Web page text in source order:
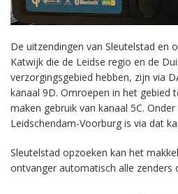
De uitzendingen van Sleutelstad en
Katwijk die de Leidse regio en de
verzorgingsgebied hebben, zijn via
kanaal 9D. Omroepen in het gebied
maken gebruik van kanaal 5C.
Leidschendam-Voorburg is via dat
Sleutelstad opzoeken kan het
ontvanger automatisch alle zenders